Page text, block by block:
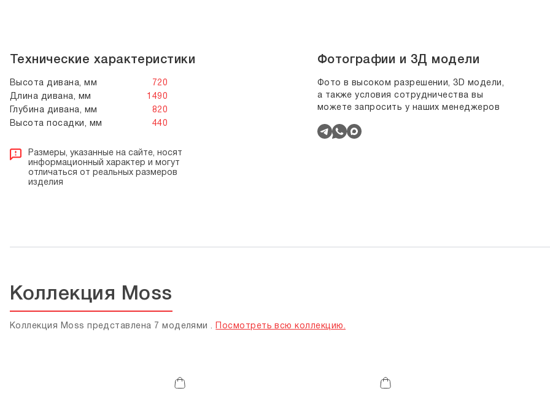
Технические характеристики
Высота дивана, мм
720
Длина дивана, мм
1490
Глубина дивана, мм
820
Высота посадки, мм
440
Размеры, указанные на сайте, носят
информационный характер и могут
отличаться от реальных размеров
изделия
Фотографии и 3Д модели
Фото в высоком разрешении, 3D модели,
а также условия сотрудничества вы
можете запросить у наших менеджеров
Коллекция Moss
Коллекция Moss представлена 7 моделями . Посмотреть всю коллекцию.